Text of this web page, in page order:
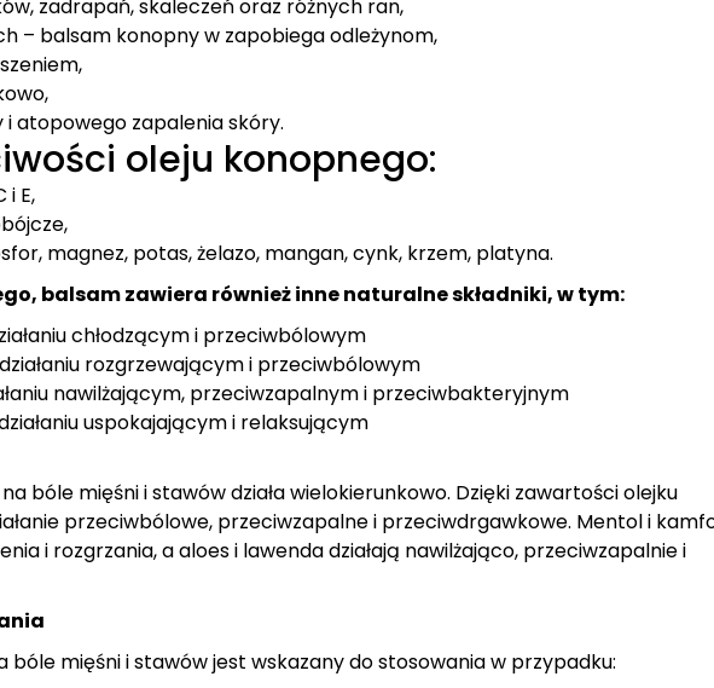
zadrapań, skaleczeń oraz różnych ran,
– balsam konopny w zapobiega odleżynom,
i atopowego zapalenia skóry.
oleju konopnego:
i E,
magnez, potas, żelazo, mangan, cynk, krzem, platyna.
balsam zawiera również inne naturalne składniki, w tym:
chłodzącym i przeciwbólowym
rozgrzewającym i przeciwbólowym
nawilżającym, przeciwzapalnym i przeciwbakteryjnym
uspokajającym i relaksującym
na bóle mięśni i stawów działa wielokierunkowo. Dzięki zawartości olejku
przeciwbólowe, przeciwzapalne i przeciwdrgawkowe. Mentol i
i rozgrzania, a aloes i lawenda działają nawilżająco, przeciwzapalnie i
bóle mięśni i stawów jest wskazany do stosowania w przypadku: